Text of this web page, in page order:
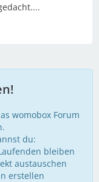
womobox Forum
du:
bleiben
austauschen
erstellen